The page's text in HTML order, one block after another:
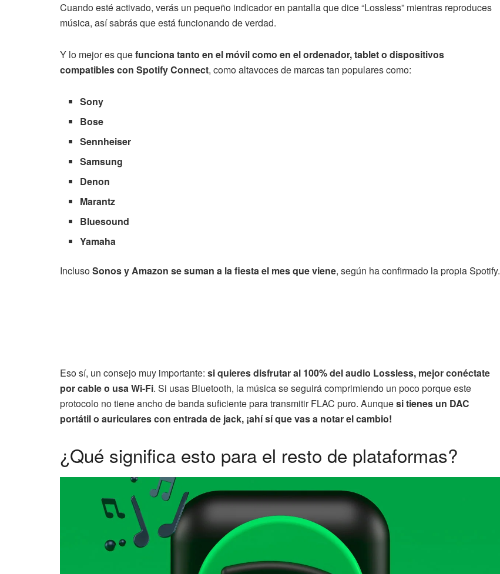
Cuando esté activado, verás un pequeño indicador en pantalla que dice “Lossless” mientras reproduces
música, así sabrás que está funcionando de verdad.
Y lo mejor es quefunciona tanto en el móvil como en el ordenador, tablet o dispositivos
compatibles con Spotify Connect, como altavoces de marcas tan populares como:
Sony
Bose
Sennheiser
Samsung
Denon
Marantz
Bluesound
Yamaha
InclusoSonos y Amazon se suman a la fiesta el mes que viene, según ha confirmado la propia Spotify.
Eso sí, un consejo muy importante: si quieres disfrutar al 100% del audio Lossless, mejor conéctate
por cable o usa Wi-Fi. Si usas Bluetooth, la música se seguirá comprimiendo un poco porque este
protocolo no tiene ancho de banda suficiente para transmitir FLAC puro. Aunquesi tienes un DAC
portátil o auriculares con entrada de jack, ¡ahí sí que vas a notar el cambio!
¿Qué significa esto para el resto de plataformas?